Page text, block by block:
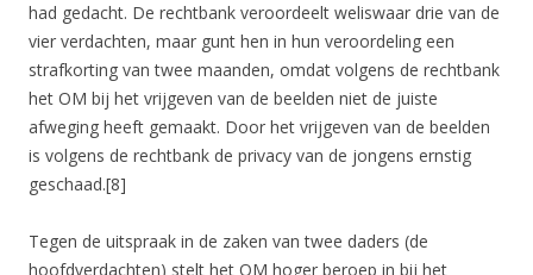
had gedacht. De rechtbank veroordeelt weliswaar drie van de
vier verdachten, maar gunt hen in hun veroordeling een
strafkorting van twee maanden, omdat volgens de rechtbank
het OM bij het vrijgeven van de beelden niet de juiste
afweging heeft gemaakt. Door het vrijgeven van de beelden
is volgens de rechtbank de privacy van de jongens ernstig
geschaad.[8]
Tegen de uitspraak in de zaken van twee daders (de
hoofdverdachten) stelt het OM hoger beroep in bij het